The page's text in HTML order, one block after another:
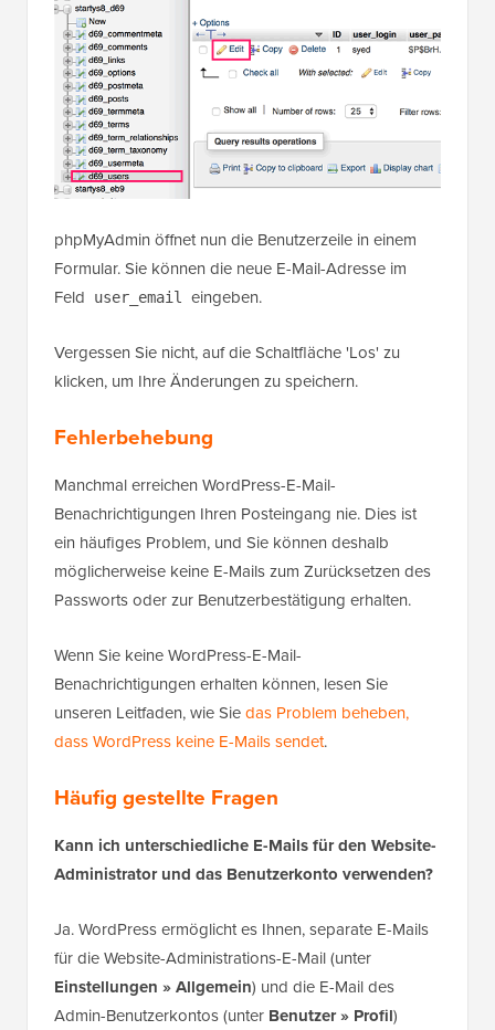
phpMyAdmin öffnet nun die Benutzerzeile in einem
Formular. Sie können die neue E-Mail-Adresse im
Feld
user_email eingeben.
Vergessen Sie nicht, auf die Schaltfläche 'Los' zu
klicken, um Ihre Änderungen zu speichern.
Fehlerbehebung
Manchmal erreichen WordPress-E-Mail-
Benachrichtigungen Ihren Posteingang nie. Dies ist
ein häufiges Problem, und Sie können deshalb
möglicherweise keine E-Mails zum Zurücksetzen des
Passworts oder zur Benutzerbestätigung erhalten.
Wenn Sie keine WordPress-E-Mail-
Benachrichtigungen erhalten können, lesen Sie
unseren Leitfaden, wie Siedas Problem beheben,
dass WordPress keine E-Mails sendet.
Häufig gestellte Fragen
Kann ich unterschiedliche E-Mails für den Website-
Administrator und das Benutzerkonto verwenden?
Ja. WordPress ermöglicht es Ihnen, separate E-Mails
für die Website-Administrations-E-Mail (unter
Einstellungen » Allgemein) und die E-Mail des
Admin-Benutzerkontos (unter Benutzer » Profil)